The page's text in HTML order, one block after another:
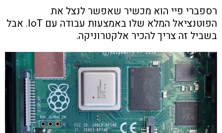
רספברי פיי הוא מכשיר שאפשר לנצל את
הפוטנציאל המלא שלו באמצעות עבודה עם IoT. אבל
בשביל זה צריך להכיר אלקטרוניקה.